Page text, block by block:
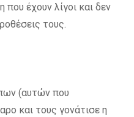
έχουν λίγοι και δεν
τους.
(αυτών που
και τους γονάτισε η